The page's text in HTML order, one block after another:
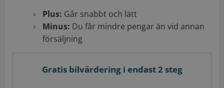
Plus: Går snabbt och lätt
Minus: Du får mindre pengar än vid annan
försäljning
Gratis bilvärdering i endast 2 steg